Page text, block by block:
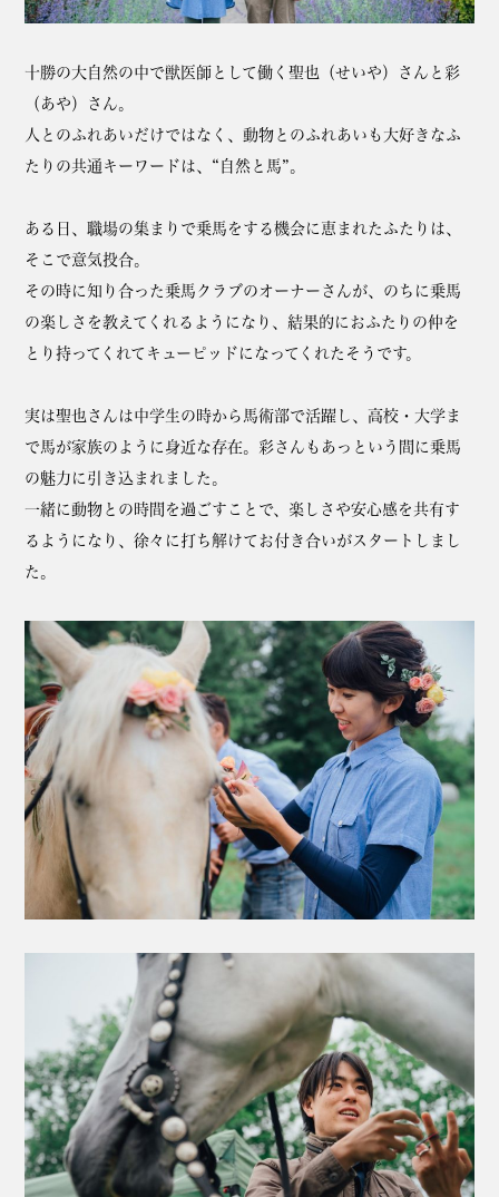
十勝の大自然の中で獣医師として働く聖也（せいや）さんと彩
（あや）さん。
人とのふれあいだけではなく、動物とのふれあいも大好きなふ
たりの共通キーワードは、“自然と馬”。
ある日、職場の集まりで乗馬をする機会に恵まれたふたりは、
そこで意気投合。
その時に知り合った乗馬クラブのオーナーさんが、のちに乗馬
の楽しさを教えてくれるようになり、結果的におふたりの仲を
とり持ってくれてキューピッドになってくれたそうです。
実は聖也さんは中学生の時から馬術部で活躍し、高校・大学ま
で馬が家族のように身近な存在。彩さんもあっという間に乗馬
の魅力に引き込まれました。
一緒に動物との時間を過ごすことで、楽しさや安心感を共有す
るようになり、徐々に打ち解けてお付き合いがスタートしまし
た。